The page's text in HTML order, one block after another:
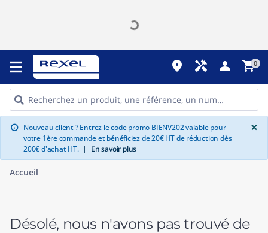
place handyman person shopping_cart0
info Nouveau client ? Entrez le code promo BIENV202 valable pour
votre 1ère commande et bénéficiez de 20€ HT de réduction dès
200€ d'achat HT. | En savoir plus
×
Accueil
Désolé, nous n'avons pas trouvé de